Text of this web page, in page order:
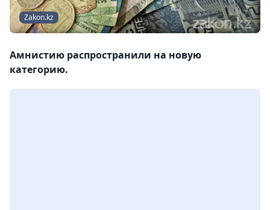
Zakon.kz
Амнистию распространили на новую
категорию.